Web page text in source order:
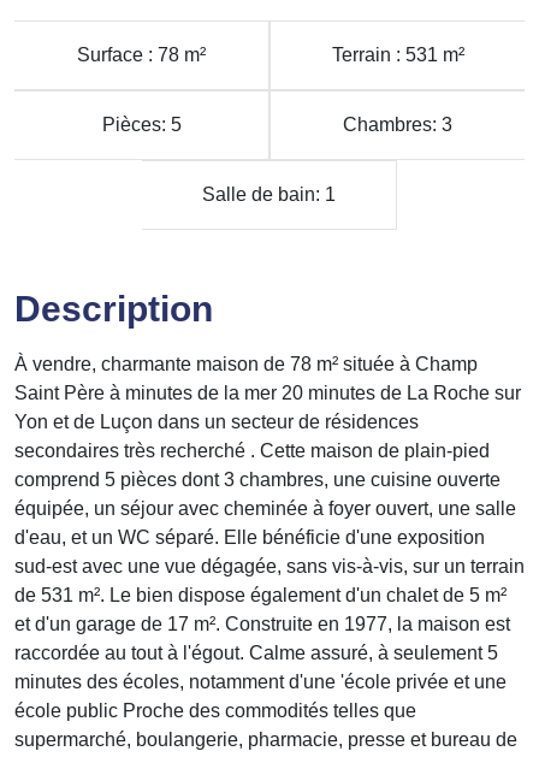
Surface : 78 m² Terrain : 531 m²
Pièces: 5 Chambres: 3
Salle de bain: 1
Description
À vendre, charmante maison de 78 m² située à Champ
Saint Père à minutes de la mer 20 minutes de La Roche sur
Yon et de Luçon dans un secteur de résidences
secondaires très recherché . Cette maison de plain-pied
comprend 5 pièces dont 3 chambres, une cuisine ouverte
équipée, un séjour avec cheminée à foyer ouvert, une salle
d'eau, et un WC séparé. Elle bénéficie d'une exposition
sud-est avec une vue dégagée, sans vis-à-vis, sur un terrain
de 531 m². Le bien dispose également d'un chalet de 5 m²
et d'un garage de 17 m². Construite en 1977, la maison est
raccordée au tout à l'égout. Calme assuré, à seulement 5
minutes des écoles, notamment d'une 'école privée et une
école public Proche des commodités telles que
supermarché, boulangerie, pharmacie, presse et bureau de